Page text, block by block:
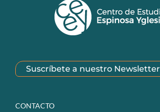
Suscríbete a nuestro Newsletter
CONTACTO